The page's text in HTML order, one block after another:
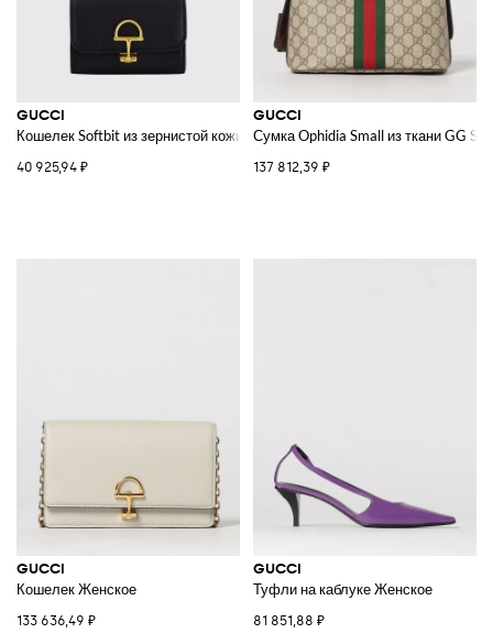
GUCCI
Кошелек Softbit из зернистой кожи
40 925,94 ₽
GUCCI
Сумка Ophidia Small из ткани GG
137 812,39 ₽
GUCCI
Кошелек Женское
133 636,49 ₽
GUCCI
Туфли на каблуке Женское
81 851,88 ₽